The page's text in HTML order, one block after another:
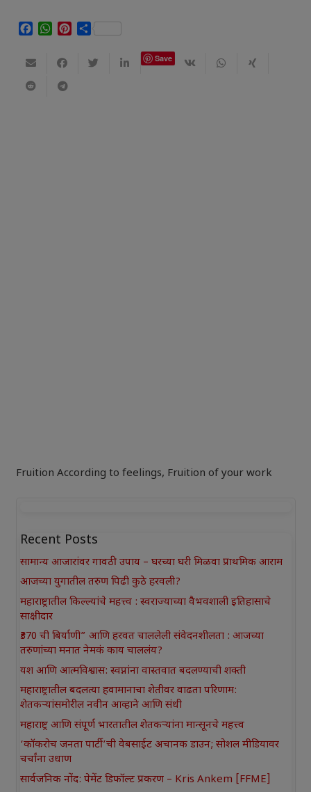
Facebook
WhatsApp
Pinterest
Share
Save
Fruition According to feelings, Fruition of your work
Recent Posts
सामान्य आजारांवर गावठी उपाय – घरच्या घरी मिळवा प्राथमिक आराम
आजच्या युगातील तरुण पिढी कुठे हरवली?
महाराष्ट्रातील किल्ल्यांचे महत्त्व : स्वराज्याच्या वैभवशाली इतिहासाचे
साक्षीदार
₹370 ची बिर्याणी” आणि हरवत चाललेली संवेदनशीलता : आजच्या
तरुणांच्या मनात नेमकं काय चाललंय?
यश आणि आत्मविश्वास: स्वप्नांना वास्तवात बदलण्याची शक्ती
महाराष्ट्रातील बदलत्या हवामानाचा शेतीवर वाढता परिणाम:
शेतकऱ्यांसमोरील नवीन आव्हाने आणि संधी
महाराष्ट्र आणि संपूर्ण भारतातील शेतकऱ्यांना मान्सूनचे महत्त्व
‘कॉकरोच जनता पार्टी’ची वेबसाईट अचानक डाउन; सोशल मीडियावर
चर्चांना उधाण
सार्वजनिक नोंद: पेमेंट डिफॉल्ट प्रकरण – Kris Ankem [FFME]